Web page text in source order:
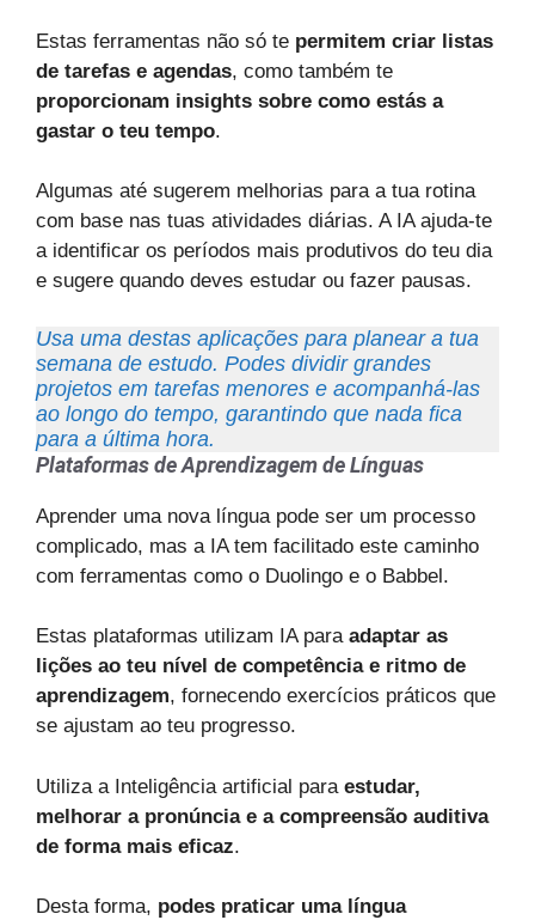
Estas ferramentas não só te permitem criar listas
de tarefas e agendas, como também te
proporcionam insights sobre como estás a
gastar o teu tempo.
Algumas até sugerem melhorias para a tua rotina
com base nas tuas atividades diárias. A IA ajuda-te
a identificar os períodos mais produtivos do teu dia
e sugere quando deves estudar ou fazer pausas.
Usa uma destas aplicações para planear a tua
semana de estudo. Podes dividir grandes
projetos em tarefas menores e acompanhá-las
ao longo do tempo, garantindo que nada fica
para a última hora.
Plataformas de Aprendizagem de Línguas
Aprender uma nova língua pode ser um processo
complicado, mas a IA tem facilitado este caminho
com ferramentas como o Duolingo e o Babbel.
Estas plataformas utilizam IA para adaptar as
lições ao teu nível de competência e ritmo de
aprendizagem, fornecendo exercícios práticos que
se ajustam ao teu progresso.
Utiliza a Inteligência artificial para estudar,
melhorar a pronúncia e a compreensão auditiva
de forma mais eficaz.
Desta forma, podes praticar uma língua